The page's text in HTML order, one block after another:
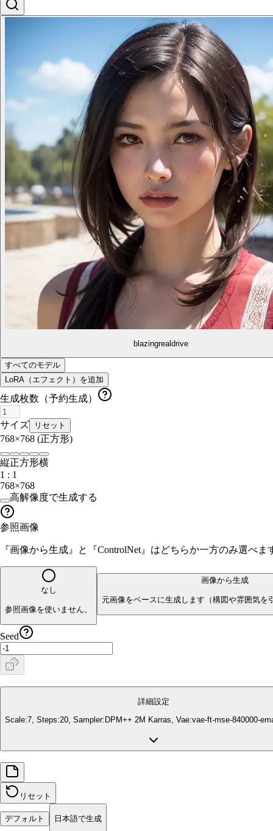
blazingrealdrive
すべてのモデル
LoRA（エフェクト）を追加
生成枚数（予約生成）
サイズ リセット
768×768 (正方形)
縦正方形横
1 : 1
768×768
高解像度で生成する
参照画像
『画像から生成』と『ControlNet』はどちらか一方のみ選べ
なし
参照画像を使いません。
画像から生成
元画像をベースに生成します（構図や雰囲気を
Seed
詳細設定
Scale:7, Steps:20, Sampler: DPM++ 2M Karras, Vae:vae-ft-mse-840000-
リセット
デフォルト 日本語で生成